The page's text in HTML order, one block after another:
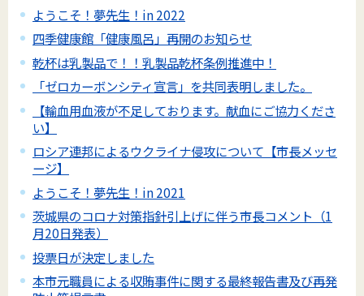
ようこそ！夢先生！in 2022
四季健康館「健康風呂」再開のお知らせ
乾杯は乳製品で！！乳製品乾杯条例推進中！
「ゼロカーボンシティ宣言」を共同表明しました。
【輸血用血液が不足しております。献血にご協力くださ
い】
ロシア連邦によるウクライナ侵攻について【市長メッセ
ージ】
ようこそ！夢先生！in 2021
茨城県のコロナ対策指針引上げに伴う市長コメント（1
月20日発表）
投票日が決定しました
本市元職員による収賄事件に関する最終報告書及び再発